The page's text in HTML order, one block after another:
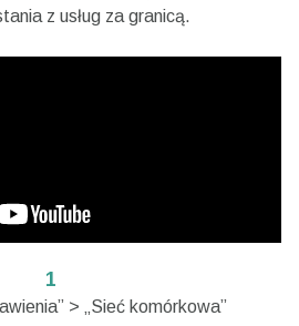
z usług za granicą.
1
> „Sieć komórkowa”